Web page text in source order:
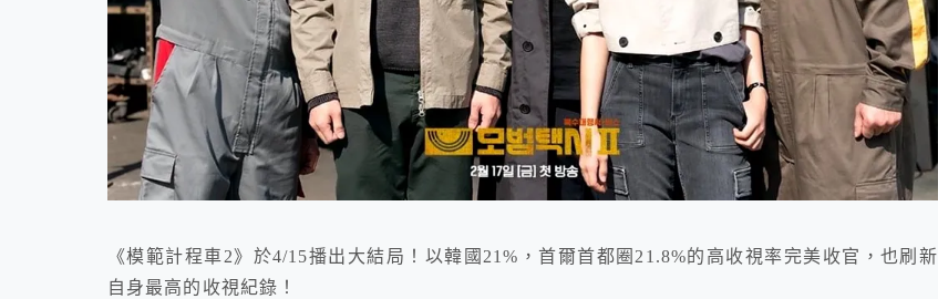
《模範計程車2》於4/15播出大結局！以韓國21%，首爾首都圈21.8%的高收視率完美收官，也刷新
自身最高的收視紀錄！